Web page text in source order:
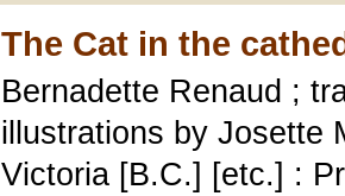
The Cat in the
Bernadette Renaud ;
illustrations by Josette
Victoria [B.C.] [etc.] :